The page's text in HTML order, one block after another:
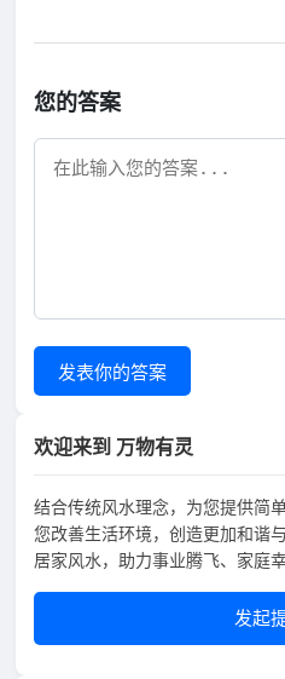
您的答案
发表你的答案
欢迎来到 万物有灵
结合传统风水理念，为您提供简
您改善生活环境，创造更加和谐
居家风水，助力事业腾飞、家庭
发起